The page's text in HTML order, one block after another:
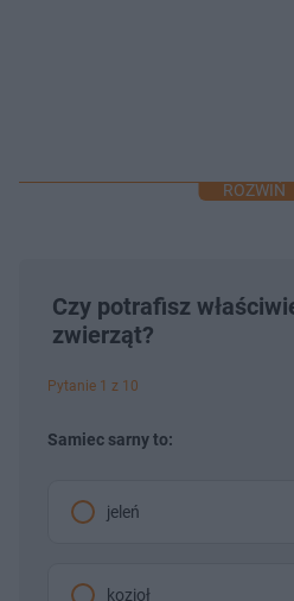
ROZWIŃ
Czy potrafisz
zwierząt?
Pytanie 1 z 10
Samiec sarny to:
jeleń
kozioł